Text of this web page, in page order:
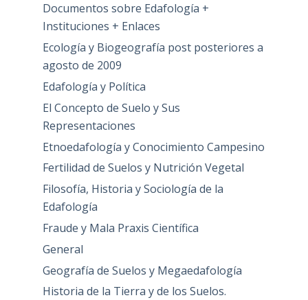
Documentos sobre Edafología +
Instituciones + Enlaces
Ecología y Biogeografía post posteriores a
agosto de 2009
Edafología y Política
El Concepto de Suelo y Sus
Representaciones
Etnoedafología y Conocimiento Campesino
Fertilidad de Suelos y Nutrición Vegetal
Filosofía, Historia y Sociología de la
Edafología
Fraude y Mala Praxis Científica
General
Geografía de Suelos y Megaedafología
Historia de la Tierra y de los Suelos.